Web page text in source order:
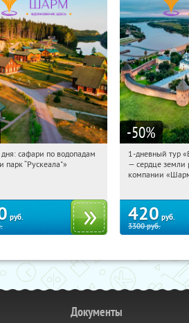
Купили:
сафари по водопадам
парк “Рускеала"»
руб.
-50%
02:14:35
Достоевская
1-дневный тур
— сердце земли
компании
420 руб.
3300руб.
Документы